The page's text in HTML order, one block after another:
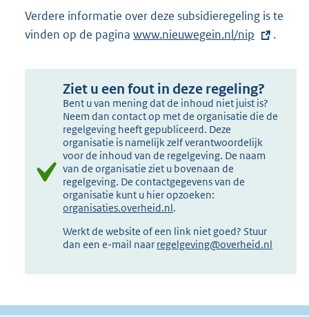
Verdere informatie over deze subsidieregeling is te
vinden op de pagina E
t
e
r
n
e
l
i
n
:
www.nieuwegein.nl/nip .
Ziet u een fout in deze regeling?
Bent u van mening dat de inhoud niet juist is?
Neem dan contact op met de organisatie die de
regelgeving heeft gepubliceerd. Deze
organisatie is namelijk zelf verantwoordelijk
voor de inhoud van de regelgeving. De naam
van de organisatie ziet u bovenaan de
regelgeving. De contactgegevens van de
organisatie kunt u hier opzoeken:
organisaties.overheid.nl.
Werkt de website of een link niet goed? Stuur
dan een e-mail naar regelgeving@overheid.nl